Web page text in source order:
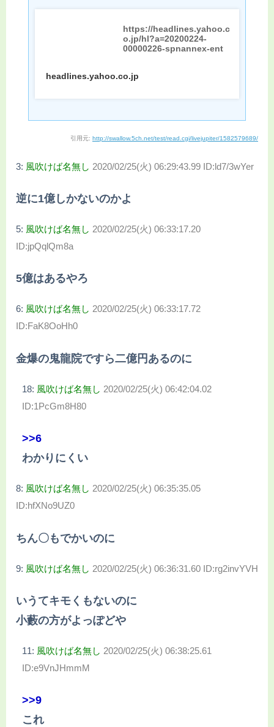
https://headlines.yahoo.c
o.jp/hl?a=20200224-
00000226-spnannex-ent
headlines.yahoo.co.jp
引用元: http://swallow.5ch.net/test/read.cgi/livejupiter/1582579689/
3: 風吹けば名無し 2020/02/25(火) 06:29:43.99 ID:ld7/3wYer
逆に1億しかないのかよ
5: 風吹けば名無し 2020/02/25(火) 06:33:17.20
ID:jpQqlQm8a
5億はあるやろ
6: 風吹けば名無し 2020/02/25(火) 06:33:17.72
ID:FaK8OoHh0
金爆の鬼龍院ですら二億円あるのに
18: 風吹けば名無し 2020/02/25(火) 06:42:04.02
ID:1PcGm8H80
>>6
わかりにくい
8: 風吹けば名無し 2020/02/25(火) 06:35:35.05
ID:hfXNo9UZ0
ちん〇もでかいのに
9: 風吹けば名無し 2020/02/25(火) 06:36:31.60 ID:rg2invYVH
いうてキモくもないのに
小藪の方がよっぽどや
11: 風吹けば名無し 2020/02/25(火) 06:38:25.61
ID:e9VnJHmmM
>>9
これ